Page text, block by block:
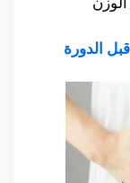
الدورة